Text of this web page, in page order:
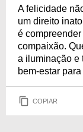
A felicidade
um direito
é
compaixão.
a iluminação e
bem-estar
COPIAR